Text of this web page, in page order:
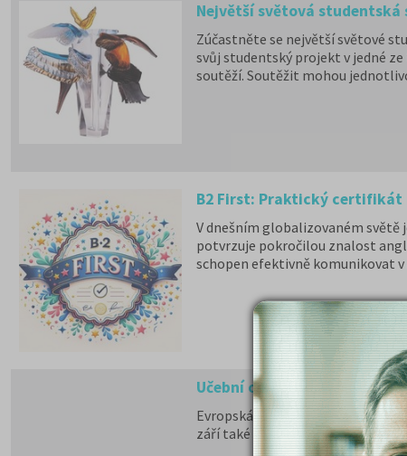
Největší světová studentská
Zúčastněte se největší světové
svůj studentský projekt v jedné
soutěží. Soutěžit mohou
B2 First: Praktický
V dnešním globalizovaném
potvrzuje pokročilou znalost
schopen efektivně komunikovat
Učební obor elektro již od
Evropská akademie vzdělávání
září také učební obor Elektrikář v